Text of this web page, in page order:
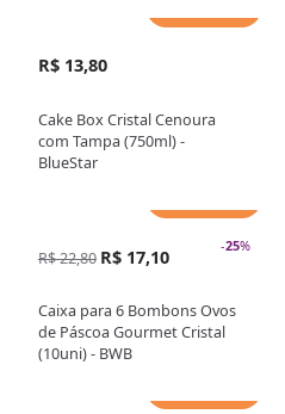
R$ 13,80
Cake Box Cristal Cenoura
com Tampa (750ml) -
BlueStar
-25%
R$ 22,80 R$ 17,10
Caixa para 6 Bombons Ovos
de Páscoa Gourmet Cristal
(10uni) - BWB